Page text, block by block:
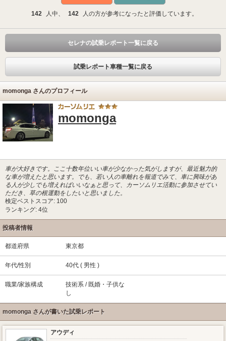
142 人中、 142 人の方が参考になったと評価しています。
セレナの試乗レポート一覧に戻る
試乗レポート車種一覧に戻る
momonga さんのプロフィール
momonga
車が大好きです。ここ十数年位いい車が少なかった気がしますが、最近魅力的
な車が増えたと思います。でも、若い人の車離れを報道でみて、車に興味があ
る人が少しでも増えればいいなぁと思って、カーソムリエ活動に参加させてい
ただき、草の根運動をしたいと思いました。
検定ベストスコア: 100
ランキング: 4位
投稿者情報
都道府県 東京都
年代/性別 40代 ( 男性 )
職業/家族構成
技術系 / 既婚・子供な
し
momonga さんが書いた試乗レポート
アウディ